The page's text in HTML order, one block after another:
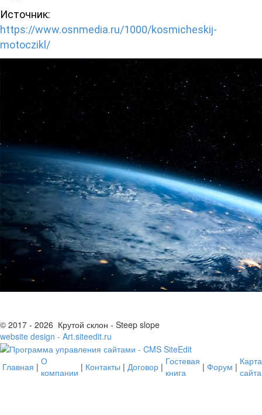
Источник:
https://www.osnmedia.ru/1000/kosmicheskij-
motoczikl/
© 2017 - 2026 Крутой склон - Steep slope
website design - Art.siteedit.ru
Главная | О
компании | Контакты | Договор | Гостевая
книга
| Форум | Карта
сайта